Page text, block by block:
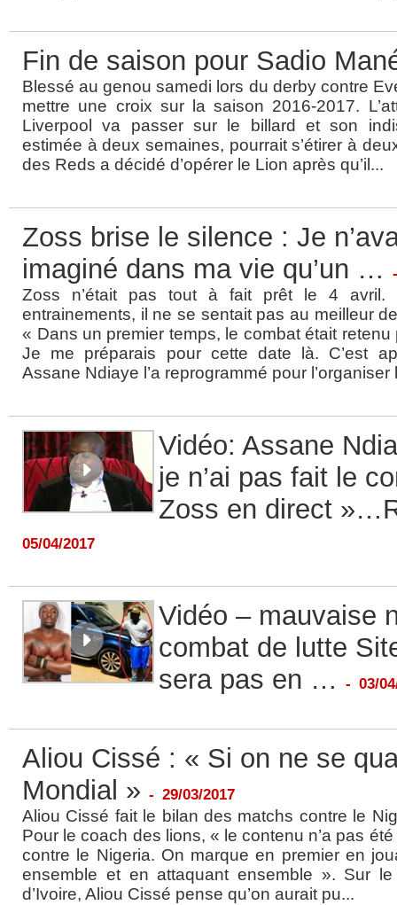
Fin de saison pour Sadio
Blessé au genou samedi lors du derby contre
mettre une croix sur la saison 2016-2017.
Liverpool va passer sur le billard et son
estimée à deux semaines, pourrait s’étirer à
des Reds a décidé d’opérer le Lion après qu’il...
Zoss brise le silence : Je
imaginé dans ma vie qu’un …
Zoss n’était pas tout à fait prêt le 4 avril.
entrainements, il ne se sentait pas au meilleur
« Dans un premier temps, le combat était
Je me préparais pour cette date là. C’est
Assane Ndiaye l’a reprogrammé pour l’organiser
Vidéo: Assane
je n’ai pas fait le
Zoss en direct
05/04/2017
Vidéo – mauvaise
combat de lutte
sera pas en …
- 03/
Aliou Cissé : « Si on ne se
Mondial » - 29/03/2017
Aliou Cissé fait le bilan des matchs contre le
Pour le coach des lions, « le contenu n’a pas
contre le Nigeria. On marque en premier en
ensemble et en attaquant ensemble ». Sur
d’Ivoire, Aliou Cissé pense qu’on aurait pu...